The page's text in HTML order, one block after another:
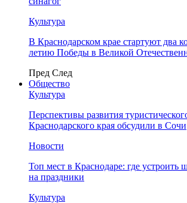
Культура
В Краснодарском крае стартуют два
летию Победы в Великой
Пред След
Общество
Культура
Перспективы развития
Краснодарского края обсудили в Сочи
Новости
Топ мест в Краснодаре: где устроить
на праздники
Культура